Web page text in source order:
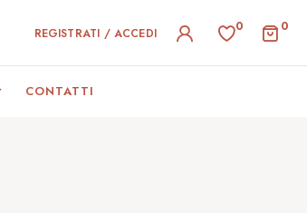
REGISTRATI / ACCEDI 0 0
CONTATTI